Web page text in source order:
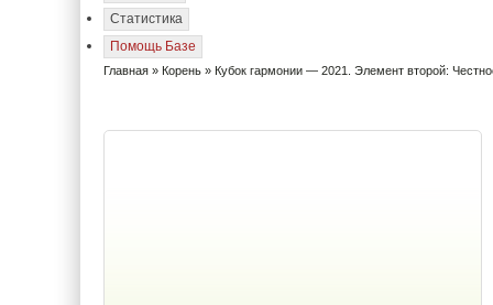
Статистика
Помощь Базе
Главная » Корень » Кубок гармонии — 2021. Элемент второй: